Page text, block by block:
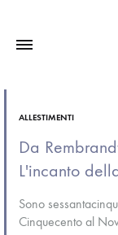
ALLESTIMENTI
Da
L'incanto
Sono
Cinquecento al